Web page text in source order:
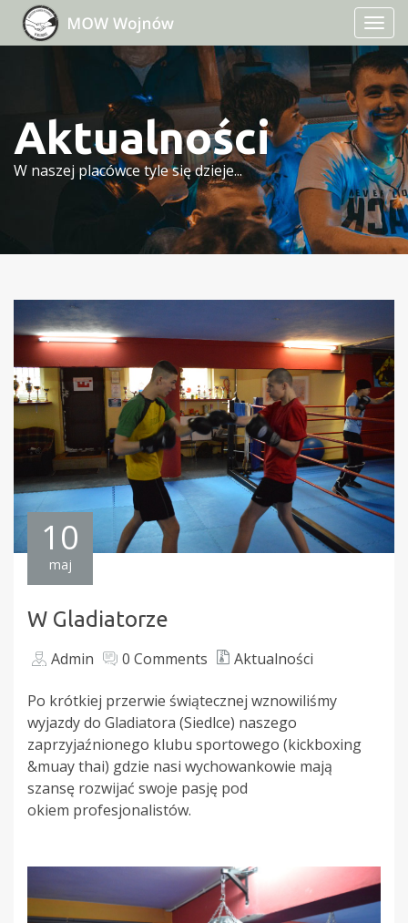
Aktualności
W naszej placówce tyle się dzieje...
10
maj
W Gladiatorze
Admin 0 Comments Aktualności
Po krótkiej przerwie świątecznej wznowiliśmy
wyjazdy do Gladiatora (Siedlce) naszego
zaprzyjaźnionego klubu sportowego (kickboxing
&muay thai) gdzie nasi wychowankowie mają
szansę rozwijać swoje pasję pod
okiem profesjonalistów.